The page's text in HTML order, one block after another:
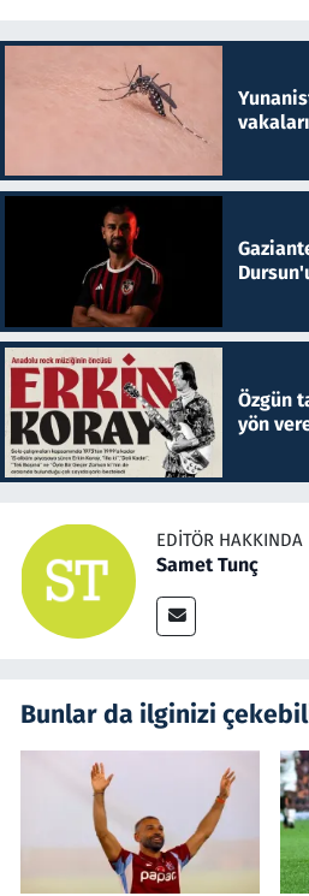
Özgün
yön
EDITÖR HAKKINDA
Samet Tunç
Bunlar da ilginizi